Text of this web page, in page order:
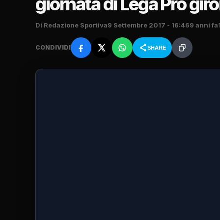
Di Redazione Sportiva9 Settembre 2017 - 16:469 anni fa
CONDIVIDI SHARE